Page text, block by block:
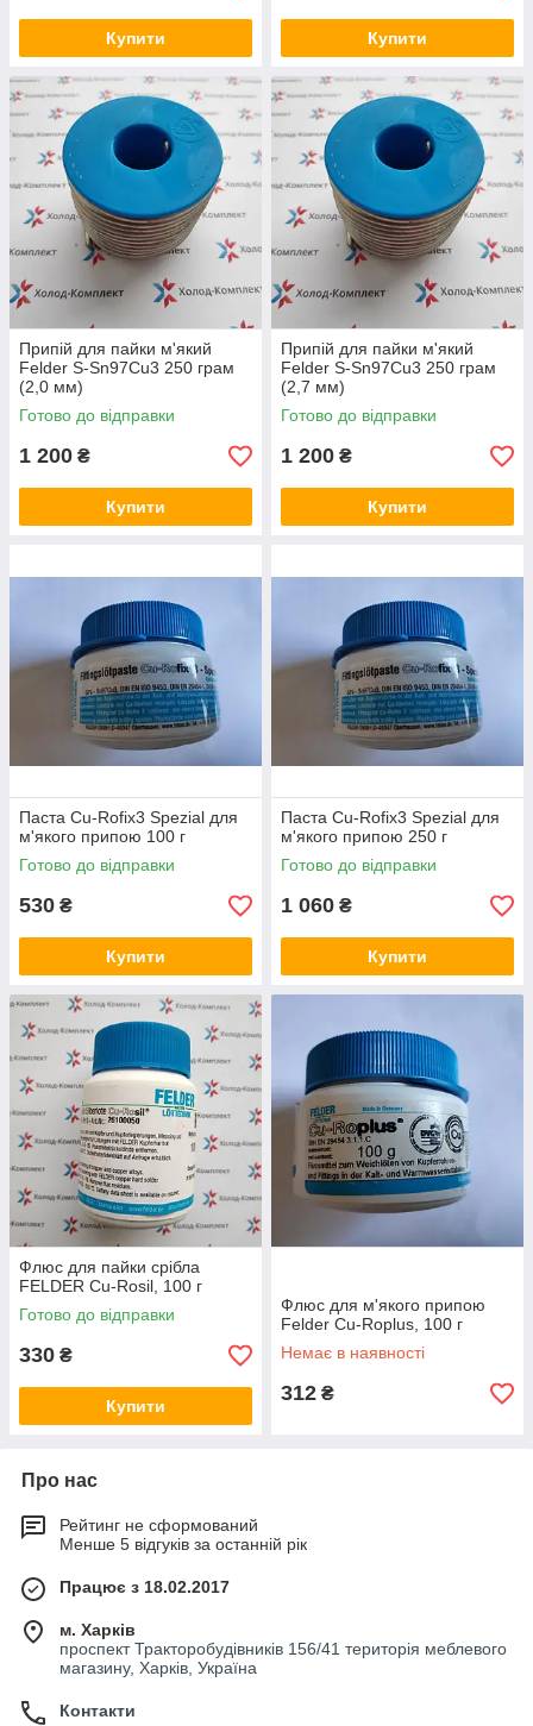
Купити Купити
Припій для пайки м'який
Felder S-Sn97Cu3 250 грам
(2,0 мм)
Готово до відправки
1 200 ₴
Купити
Припій для пайки м'який
Felder S-Sn97Cu3 250 грам
(2,7 мм)
Готово до відправки
1 200 ₴
Купити
Паста Cu-Rofix3 Spezial для
м'якого припою 100 г
Готово до відправки
530 ₴
Купити
Паста Cu-Rofix3 Spezial для
м'якого припою 250 г
Готово до відправки
1 060 ₴
Купити
Флюс для пайки срібла
FELDER Cu-Rosil, 100 г
Готово до відправки
330 ₴
Купити
Флюс для м'якого припою
Felder Cu-Roplus, 100 г
Немає в наявності
312 ₴
Про нас
Рейтинг не сформований
Менше 5 відгуків за останній рік
Працює з 18.02.2017
м. Харків
проспект Тракторобудівників 156/41 територія меблевого
магазину, Харків, Україна
Контакти